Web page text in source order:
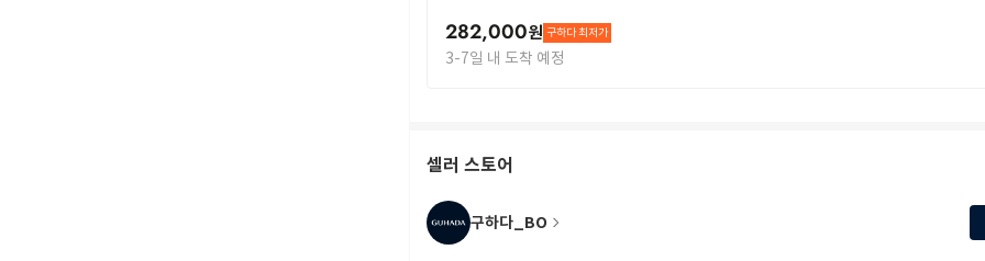
282,000원 구하다 최저가
3-7일 내 도착 예정
셀러 스토어
구하다_BO